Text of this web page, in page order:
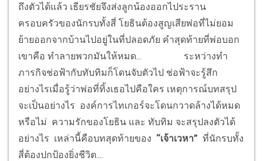
ถึงตัวได้แล้ว เธียรชัยจึงส่งลูกน้องออกไประราน
ครอบครัวของนักรบทั้งสี่ โยธินต้องสูญเสียพ่อที่ไม่ยอม
ย้ายออกจากบ้านไปอยู่ในที่ปลอดภัย คำสุดท้ายที่พ่อบอก
เขาคือ ทำลายพวกมันให้หมด...
ระหว่างทำ
ภารกิจช่อฟ้ากับทับทิมก็โดนจับตัวไป ช่อฟ้าจะรู้สึก
อย่างไรเมื่อรู้ว่าพ่อที่ทิ้งเธอไปคือใคร เหตุการณ์บทสรุป
จะเป็นอย่างไร องค์การไทเกอร์จะโดนกวาดล้างได้หมด
หรือไม่ ความรักของโยธิน และ ทับทิม จะสรุปลงตัวได้
อย่างไร เหล่านี้คือบทสุดท้ายของ “เจ้าเวหา” ที่นักรบทั้ง
สี่ต้องปกป้องยิ่งชีวิต....